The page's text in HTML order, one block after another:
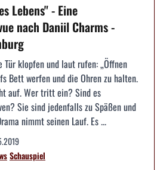
Lebens" - Eine
nach Daniil Charms -
klopfen und laut rufen: „Öffnen
Bett werfen und die Ohren zu halten.
auf. Wer tritt ein? Sind es
Sie sind jedenfalls zu Späßen und
nimmt seinen Lauf. Es ...
Schauspiel